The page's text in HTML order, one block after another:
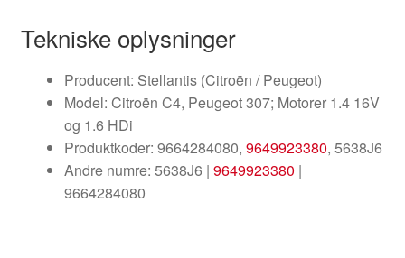
Tekniske oplysninger
Producent: Stellantis (Citroën / Peugeot)
Model: Citroën C4, Peugeot 307; Motorer 1.4 16V
og 1.6 HDi
Produktkoder: 9664284080, 9649923380, 5638J6
Andre numre: 5638J6 | 9649923380 |
9664284080